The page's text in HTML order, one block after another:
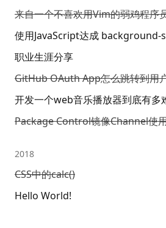
来自一个不喜欢用Vim的弱鸡程序
使用JavaScript达成 background-
职业生涯分享
GitHub OAuth App怎么跳转到用
开发一个web音乐播放器到底有多
Package Control镜像Channel使
2018
CSS中的calc()
Hello World!